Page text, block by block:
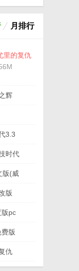
月排行
里的复仇
人版) 共
辉
兼容
3.3
文版
时代
)
版(威
版
费
版pc
版
仇